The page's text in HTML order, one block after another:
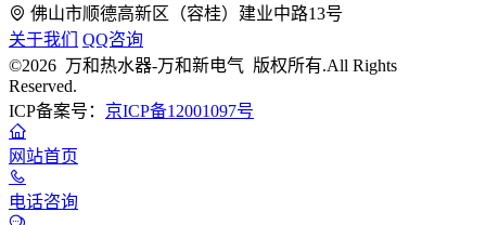
佛山市顺德高新区（容桂）建业中路13号
关于我们
QQ咨询
©2026 万和热水器-万和新电气 版权所有.All Rights
Reserved.
ICP备案号： 京ICP备12001097号
网站首页
电话咨询